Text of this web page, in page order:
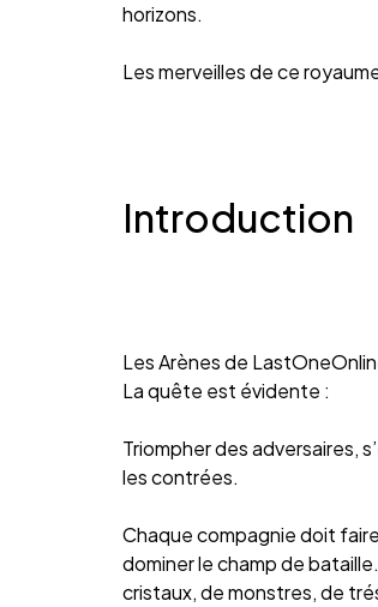
horizons.
Les merveilles de ce
Introduction
Les Arènes de
La quête est évidente :
Triompher des adversaires,
les contrées.
Chaque compagnie doit
dominer le champ de
cristaux, de monstres, de